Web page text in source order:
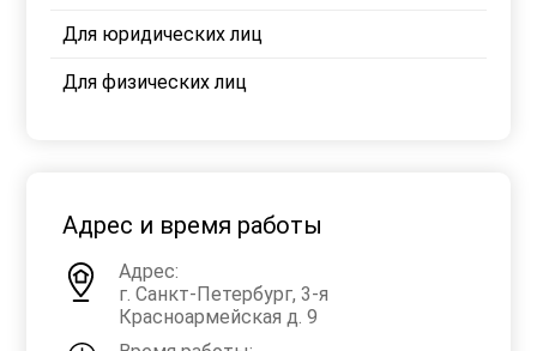
Для юридических лиц
Для физических лиц
Адрес и время работы
Адрес:
г. Санкт-Петербург, 3-я
Красноармейская д. 9